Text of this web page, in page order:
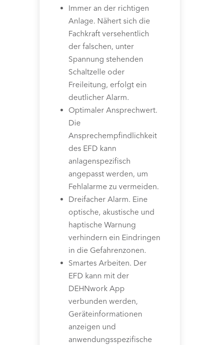
Immer an der richtigen
Anlage. Nähert sich die
Fachkraft versehentlich
der falschen, unter
Spannung stehenden
Schaltzelle oder
Freileitung, erfolgt ein
deutlicher Alarm.
Optimaler Ansprechwert.
Die
Ansprechempfindlichkeit
des EFD kann
anlagenspezifisch
angepasst werden, um
Fehlalarme zu vermeiden.
Dreifacher Alarm. Eine
optische, akustische und
haptische Warnung
verhindern ein Eindringen
in die Gefahrenzonen.
Smartes Arbeiten. Der
EFD kann mit der
DEHNwork App
verbunden werden,
Geräteinformationen
anzeigen und
anwendungsspezifische